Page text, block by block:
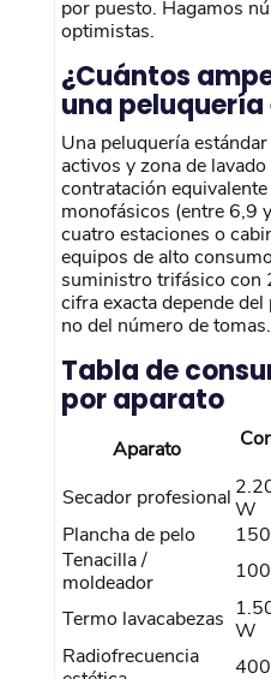
por puesto. Hagamos
optimistas.
¿Cuántos
una
Una peluquería
activos y zona de
contratación
monofásicos (entre 6,9
cuatro estaciones o
equipos de alto
suministro trifásico con
cifra exacta depende
no del número de tomas.
Tabla de
por aparato
Aparato
Secador profesionalW
Plancha de pelo
Tenacilla /
moldeador
Termo lavacabezas W
Radiofrecuencia